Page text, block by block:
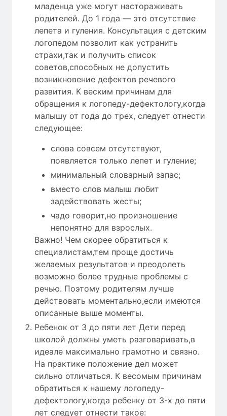
младенца уже могут настораживать
родителей. До 1 года — это отсутствие
лепета и гуления. Консультация с детским
логопедом позволит как устранить
страхи,так и получить список
советов,способных не допустить
возникновение дефектов речевого
развития. К веским причинам для
обращения к логопеду-дефектологу,когда
малышу от года до трех, следует отнести
следующее:
слова совсем отсутствуют,
появляется только лепет и гуление;
минимальный словарный запас;
вместо слов малыш любит
задействовать жесты;
чадо говорит,но произношение
непонятно для взрослых.
Важно! Чем скорее обратиться к
специалистам,тем проще достичь
желаемых результатов и преодолеть
возможно более трудные проблемы с
речью. Поэтому родителям лучше
действовать моментально,если имеются
описанные выше моменты.
Ребенок от 3 до пяти лет Дети перед
школой должны уметь разговаривать,в
идеале максимально грамотно и связно.
На практике положение дел может
сильно отличаться. К весомым причинам
обратиться к нашему логопеду-
дефектологу,когда ребенку от 3-х до пяти
лет следует отнести такое: